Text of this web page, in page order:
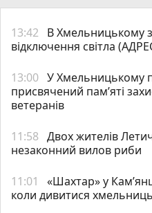
13:42
В Хмельницькому
відключення світла
13:00 У Хмельницькому
присвячений пам’яті
ветеранів
11:58 Двох жителів
незаконний вилов риби
11:01
«Шахтар» у
коли дивитися